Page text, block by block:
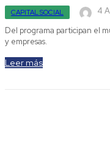
CAPITAL SOCIAL
4
Del programa participan el
y empresas.
Leer más